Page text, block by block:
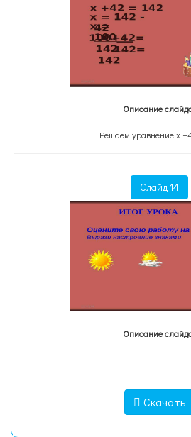
Описание
Решаем уравнение х
Слайд 14
Описание
Скачать